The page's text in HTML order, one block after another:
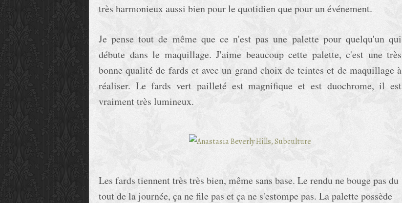
très harmonieux aussi bien pour le quotidien que pour un événement.
Je pense tout de même que ce n'est pas une palette pour quelqu'un qui
débute dans le maquillage. J'aime beaucoup cette palette, c'est une très
bonne qualité de fards et avec un grand choix de teintes et de maquillage à
réaliser. Le fards vert pailleté est magnifique et est duochrome, il est
vraiment très lumineux.
Les fards tiennent très très bien, même sans base. Le rendu ne bouge pas du
tout de la journée, ça ne file pas et ça ne s'estompe pas. La palette possède